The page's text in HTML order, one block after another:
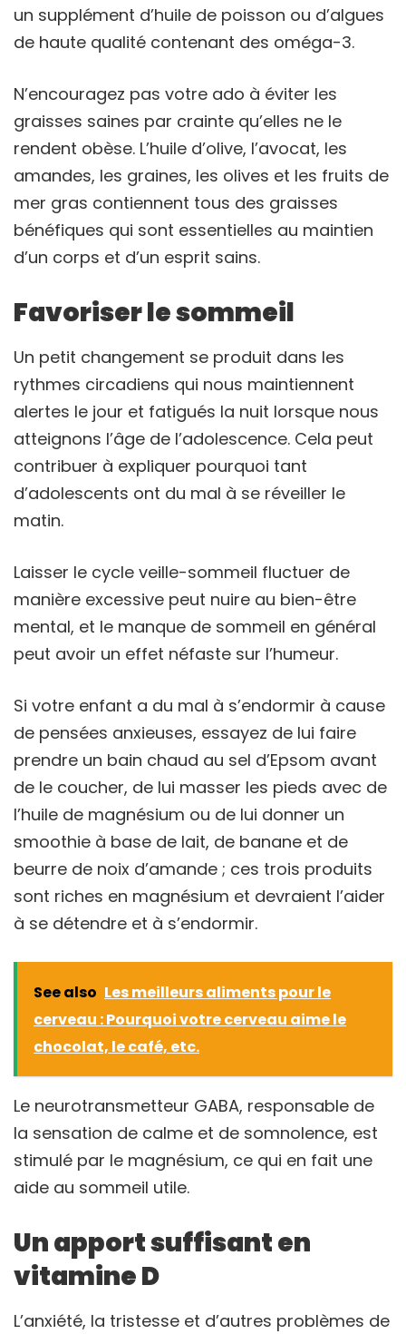
un supplément d’huile de poisson ou d’algues
de haute qualité contenant des oméga-3.
N’encouragez pas votre ado à éviter les
graisses saines par crainte qu’elles ne le
rendent obèse. L’huile d’olive, l’avocat, les
amandes, les graines, les olives et les fruits de
mer gras contiennent tous des graisses
bénéfiques qui sont essentielles au maintien
d’un corps et d’un esprit sains.
Favoriser le sommeil
Un petit changement se produit dans les
rythmes circadiens qui nous maintiennent
alertes le jour et fatigués la nuit lorsque nous
atteignons l’âge de l’adolescence. Cela peut
contribuer à expliquer pourquoi tant
d’adolescents ont du mal à se réveiller le
matin.
Laisser le cycle veille-sommeil fluctuer de
manière excessive peut nuire au bien-être
mental, et le manque de sommeil en général
peut avoir un effet néfaste sur l’humeur.
Si votre enfant a du mal à s’endormir à cause
de pensées anxieuses, essayez de lui faire
prendre un bain chaud au sel d’Epsom avant
de le coucher, de lui masser les pieds avec de
l’huile de magnésium ou de lui donner un
smoothie à base de lait, de banane et de
beurre de noix d’amande ; ces trois produits
sont riches en magnésium et devraient l’aider
à se détendre et à s’endormir.
See also Les meilleurs aliments pour le
cerveau : Pourquoi votre cerveau aime le
chocolat, le café, etc.
Le neurotransmetteur GABA, responsable de
la sensation de calme et de somnolence, est
stimulé par le magnésium, ce qui en fait une
aide au sommeil utile.
Un apport suffisant en
vitamine D
L’anxiété, la tristesse et d’autres problèmes de